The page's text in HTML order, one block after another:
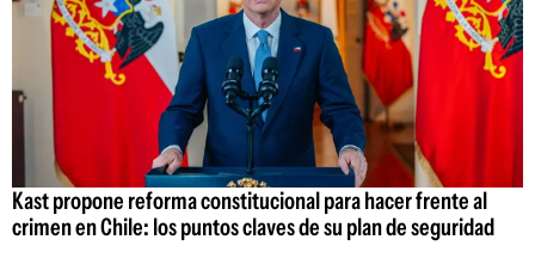
Kast propone reforma constitucional para hacer frente al
crimen en Chile: los puntos claves de su plan de seguridad